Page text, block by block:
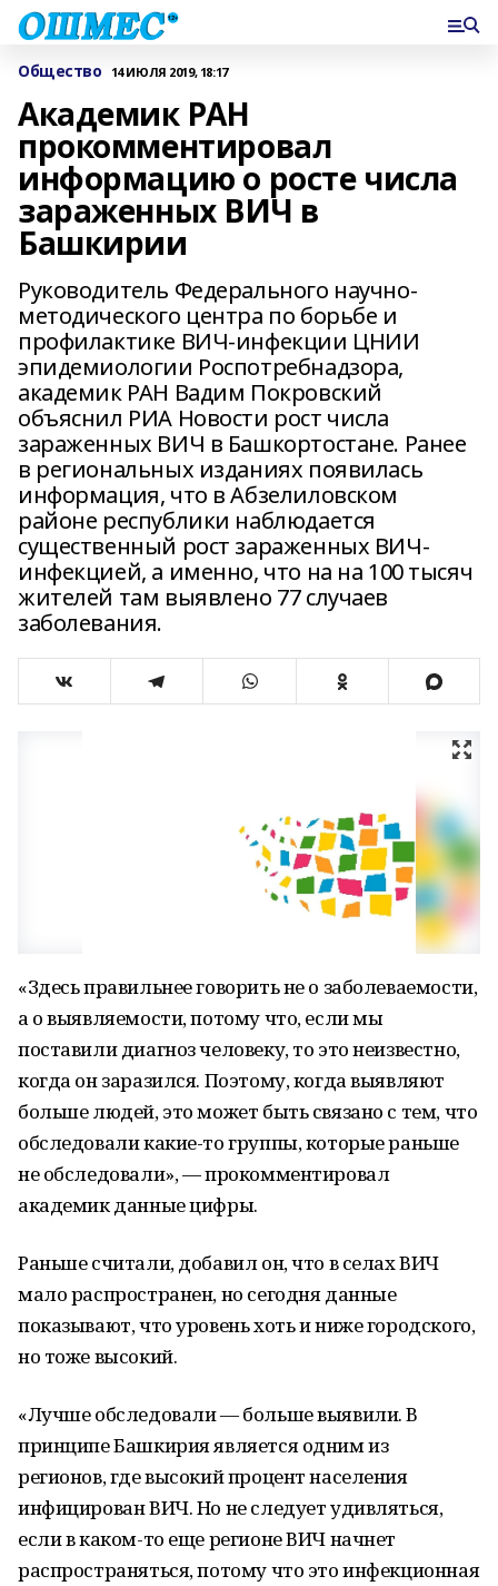
Общество 14 ИЮЛЯ 2019, 18:17
Академик РАН
прокомментировал
информацию о росте числа
зараженных ВИЧ в
Башкирии
Руководитель Федерального научно-
методического центра по борьбе и
профилактике ВИЧ-инфекции ЦНИИ
эпидемиологии Роспотребнадзора,
академик РАН Вадим Покровский
объяснил РИА Новости рост числа
зараженных ВИЧ в Башкортостане. Ранее
в региональных изданиях появилась
информация, что в Абзелиловском
районе республики наблюдается
существенный рост зараженных ВИЧ-
инфекцией, а именно, что на на 100 тысяч
жителей там выявлено 77 случаев
заболевания.
«Здесь правильнее говорить не о заболеваемости,
а о выявляемости, потому что, если мы
поставили диагноз человеку, то это неизвестно,
когда он заразился. Поэтому, когда выявляют
больше людей, это может быть связано с тем, что
обследовали какие-то группы, которые раньше
не обследовали», — прокомментировал
академик данные цифры.
Раньше считали, добавил он, что в селах ВИЧ
мало распространен, но сегодня данные
показывают, что уровень хоть и ниже городского,
но тоже высокий.
«Лучше обследовали — больше выявили. В
принципе Башкирия является одним из
регионов, где высокий процент населения
инфицирован ВИЧ. Но не следует удивляться,
если в каком-то еще регионе ВИЧ начнет
распространяться, потому что это инфекционная